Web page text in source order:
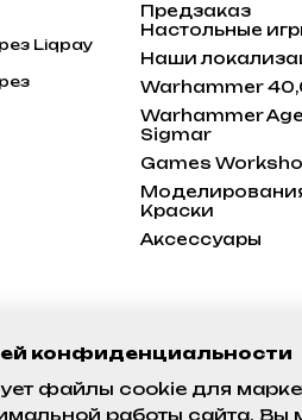
Предзаказ
Настольные
Наши
Warhammer
Warhammer
Sigmar
Games
Краски
Аксессуары
конфиденциальности
файлы cookie для
работы сайта. Вы